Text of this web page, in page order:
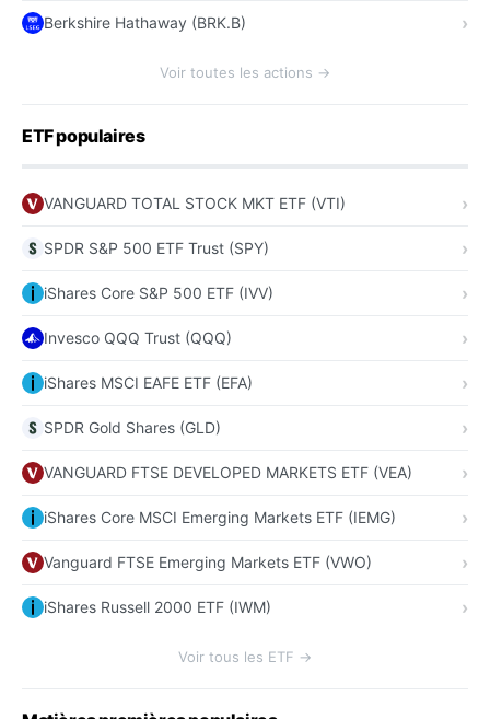
Berkshire Hathaway (BRK.B)
Voir toutes les actions →
ETF populaires
VANGUARD TOTAL STOCK MKT ETF (VTI)
SPDR S&P 500 ETF Trust (SPY)
iShares Core S&P 500 ETF (IVV)
Invesco QQQ Trust (QQQ)
iShares MSCI EAFE ETF (EFA)
SPDR Gold Shares (GLD)
VANGUARD FTSE DEVELOPED MARKETS ETF (VEA)
iShares Core MSCI Emerging Markets ETF (IEMG)
Vanguard FTSE Emerging Markets ETF (VWO)
iShares Russell 2000 ETF (IWM)
Voir tous les ETF →